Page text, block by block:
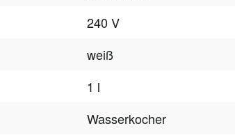
240 V
weiß
1 l
Wasserkocher